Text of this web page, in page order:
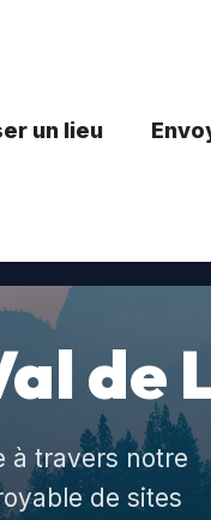
un lieu
de
à travers notre
de sites